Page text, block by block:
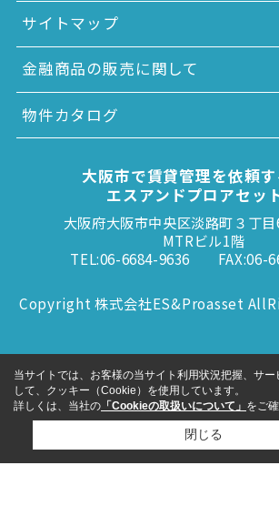
サイトマップ
金融商品の販売に関して
物件カタログ
大阪市で賃貸管理を依頼す
エスアンドプロアセッ
大阪府大阪市中央区淡路町３丁
MTRビル1階
TEL:06-6684-9636
FAX:06-
Copyright 株式会社ES&Proasset
当サイトでは、お客様の当サイト利用状況把握、サー
して、クッキー（Cookie）を使用しています。
詳しくは、当社の 「Cookieの取扱いについて」 をご
閉じる